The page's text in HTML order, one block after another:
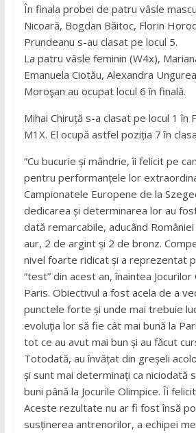
În finala probei de patru vâsle
Nicoară, Bogdan Băitoc, Florin
Prundeanu s-au clasat pe locul 5.
La patru vâsle feminin (W4x),
Emanuela Ciotău, Alexandra
Moroşan au ocupat locul 6 în finală.
Mihai Chiruță s-a clasat pe locul 1 în
M1X. El ocupă astfel poziția 7 în
“Cu bucurie și mândrie, îi felicit pe
pentru performanțele lor
Campionatele Europene de la
dedicarea și determinarea lor au
dată remarcabile, aducând
aur, 2 de argint și 2 de bronz.
nivel foarte ridicat și a reprezentat
“test” din acest an, înaintea
Paris. Obiectivul a fost acela de a
punctele forte și unde mai trebuie
evoluția lor să fie cât mai bună la
tot ce au avut mai bun și au făcut
Totodată, au învățat din greșeli
și sunt mai determinați ca niciodată
buni până la Jocurile Olimpice. Îi
Aceste rezultate nu ar fi fost însă
susținerea antrenorilor, a echipei